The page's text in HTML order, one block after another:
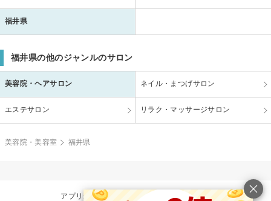
福井県
福井県の他のジャンルのサロン
美容院・ヘアサロン ネイル・まつげサロン
エステサロン リラク・マッサージサロン
美容院・美容室 福井県
アプリからの予約ならもっとおトクで便利！